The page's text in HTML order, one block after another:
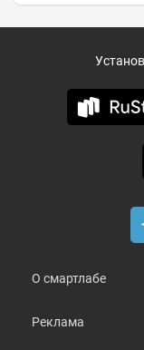
О смартлабе
Реклама